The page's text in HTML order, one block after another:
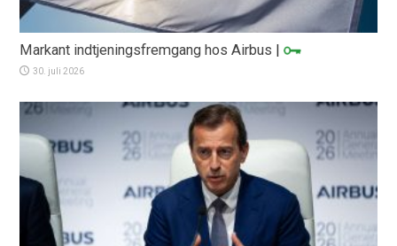
Markant indtjeningsfremgang hos Airbus |
30. juli 2026